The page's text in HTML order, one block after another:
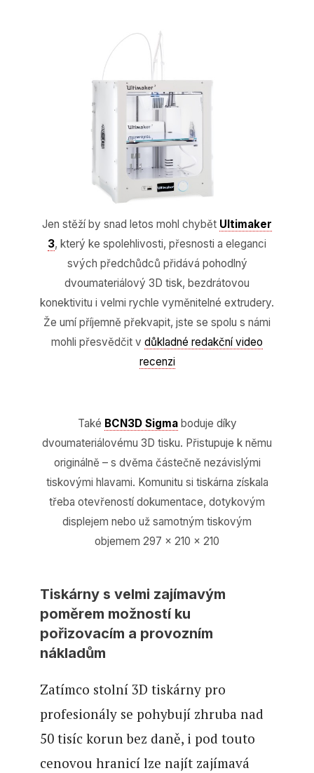
Jen stěží by snad letos mohl chybět Ultimaker
3, který ke spolehlivosti, přesnosti a eleganci
svých předchůdců přidává pohodlný
dvoumateriálový 3D tisk, bezdrátovou
konektivitu i velmi rychle vyměnitelné extrudery.
Že umí příjemně překvapit, jste se spolu s námi
mohli přesvědčit v důkladné redakční video
recenzi
Také BCN3D Sigmaboduje díky
dvoumateriálovému 3D tisku. Přistupuje k němu
originálně – s dvěma částečně nezávislými
tiskovými hlavami. Komunitu si tiskárna získala
třeba otevřeností dokumentace, dotykovým
displejem nebo už samotným tiskovým
objemem 297 × 210 × 210
Tiskárny s velmi zajímavým
poměrem možností ku
pořizovacím a provozním
nákladům
Zatímco stolní 3D tiskárny pro
profesionály se pohybují zhruba nad
50 tisíc korun bez daně, i pod touto
cenovou hranicí lze najít zajímavá